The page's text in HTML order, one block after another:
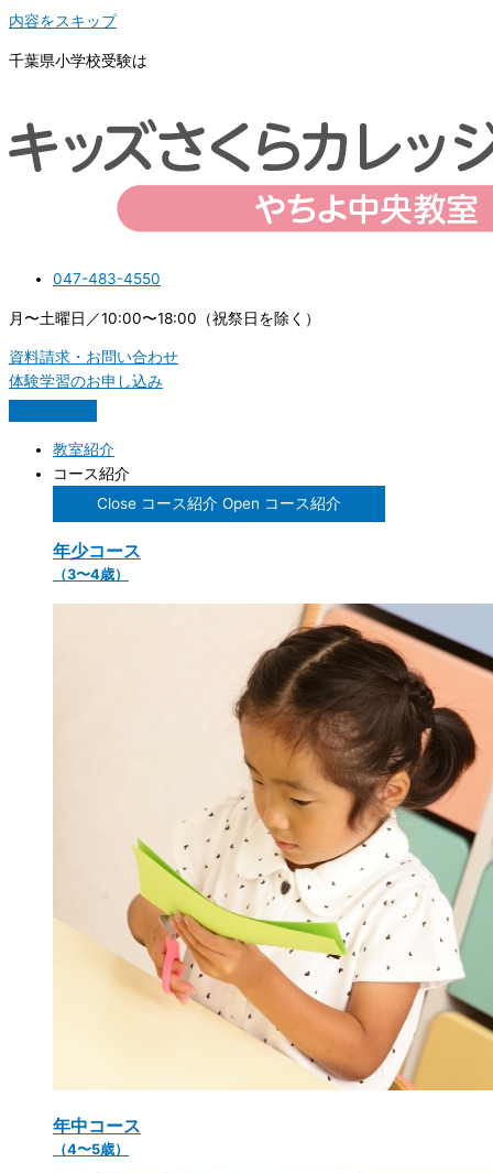
内容をスキップ
千葉県小学校受験は
047-483-4550
月〜土曜日／10:00〜18:00（祝祭日を除く）
資料請求・お問い合わせ
体験学習のお申し込み
教室紹介
コース紹介
Close コース紹介 Open コース紹介
年少コース
（3〜4歳）
年中コース
（4〜5歳）